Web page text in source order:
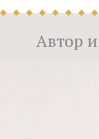
Автор